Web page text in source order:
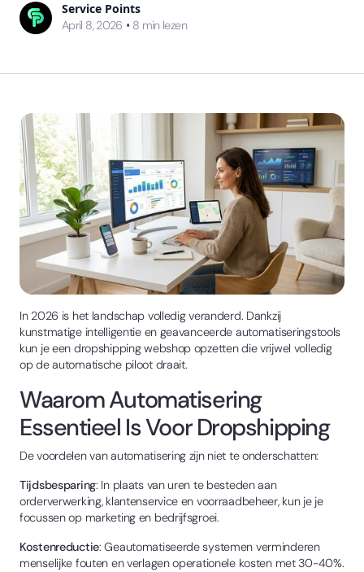
Service Points
April 8, 2026 • 8 min lezen
In 2026 is het landschap volledig veranderd. Dankzij
kunstmatige intelligentie en geavanceerde automatiseringstools
kun je een dropshipping webshop opzetten die vrijwel volledig
op de automatische piloot draait.
Waarom Automatisering
Essentieel Is Voor Dropshipping
De voordelen van automatisering zijn niet te onderschatten:
Tijdsbesparing: In plaats van uren te besteden aan
orderverwerking, klantenservice en voorraadbeheer, kun je je
focussen op marketing en bedrijfsgroei.
Kostenreductie: Geautomatiseerde systemen verminderen
menselijke fouten en verlagen operationele kosten met 30-40%.